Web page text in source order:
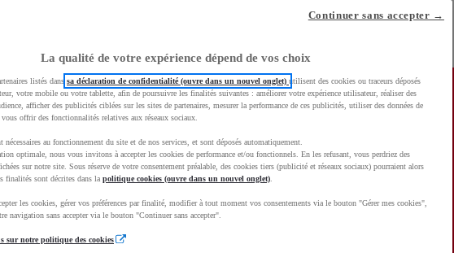
Services Concession
La qualité de votre expérience dépend de vos choix
listés dans sa déclaration de confidentialité (ouvre dans un nouvel onglet) utilisent des cookies ou traceurs déposés
votre mobile ou votre tablette, afin de poursuivre les finalités suivantes : améliorer votre expérience utilisateur, réaliser des
afficher des publicités ciblées sur les sites de partenaires, mesurer la performance de ces publicités, utiliser des données de
offrir des fonctionnalités relatives aux réseaux sociaux.
nécessaires au fonctionnement du site et de nos services, et sont déposés automatiquement.
optimale, nous vous invitons à accepter les cookies de performance et/ou fonctionnels. En les refusant, vous perdriez des
sur notre site. Sous réserve de votre consentement préalable, des cookies tiers (publicité et réseaux sociaux) pourraient alors
finalités sont décrites dans la politique cookies (ouvre dans un nouvel onglet)
les cookies, gérer vos préférences par finalité, modifier à tout moment vos consentements via le bouton "Gérer mes cookies",
navigation sans accepter via le bouton "Continuer sans accepter".
sur notre politique des cookies
Continuer sans accepter →